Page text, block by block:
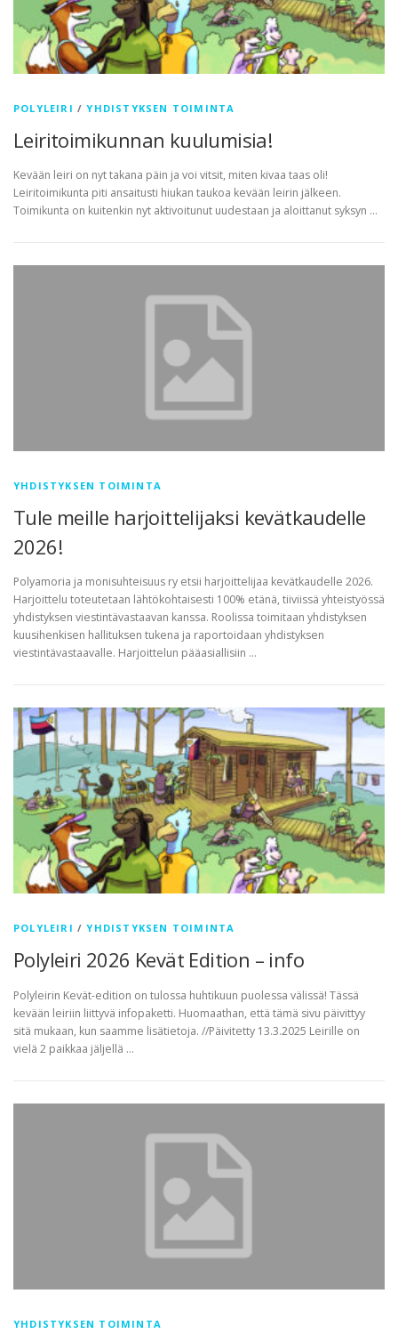
POLYLEIRI /YHDISTYKSEN TOIMINTA
Leiritoimikunnan kuulumisia!
Kevään leiri on nyt takana päin ja voi vitsit, miten kivaa taas oli!
Leiritoimikunta piti ansaitusti hiukan taukoa kevään leirin jälkeen.
Toimikunta on kuitenkin nyt aktivoitunut uudestaan ja aloittanut syksyn …
YHDISTYKSEN TOIMINTA
Tule meille harjoittelijaksi kevätkaudelle
2026!
Polyamoria ja monisuhteisuus ry etsii harjoittelijaa kevätkaudelle 2026.
Harjoittelu toteutetaan lähtökohtaisesti 100% etänä, tiiviissä yhteistyössä
yhdistyksen viestintävastaavan kanssa. Roolissa toimitaan yhdistyksen
kuusihenkisen hallituksen tukena ja raportoidaan yhdistyksen
viestintävastaavalle. Harjoittelun pääasiallisiin …
POLYLEIRI /YHDISTYKSEN TOIMINTA
Polyleiri 2026 Kevät Edition – info
Polyleirin Kevät-edition on tulossa huhtikuun puolessa välissä! Tässä
kevään leiriin liittyvä infopaketti. Huomaathan, että tämä sivu päivittyy
sitä mukaan, kun saamme lisätietoja. //Päivitetty 13.3.2025 Leirille on
vielä 2 paikkaa jäljellä …
YHDISTYKSEN TOIMINTA